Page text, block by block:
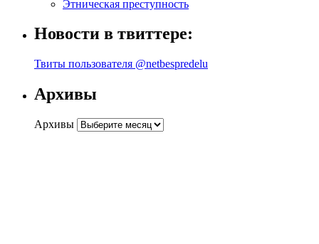
Этническая преступность
Новости в твиттере:
Твиты пользователя @netbespredelu
Архивы
Архивы